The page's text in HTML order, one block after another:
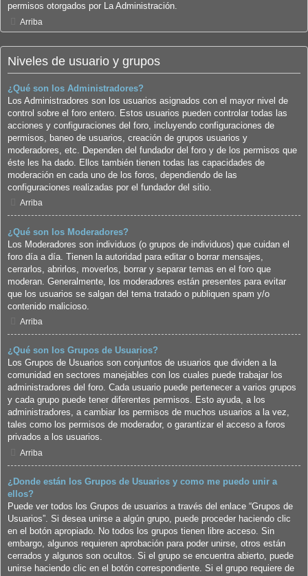
permisos otorgados por La Administración.
Arriba
Niveles de usuario y grupos
¿Qué son los Administradores?
Los Administradores son los usuarios asignados con el mayor nivel de
control sobre el foro entero. Estos usuarios pueden controlar todas las
acciones y configuraciones del foro, incluyendo configuraciones de
permisos, baneo de usuarios, creación de grupos usuarios y
moderadores, etc. Dependen del fundador del foro y de los permisos que
éste les ha dado. Ellos también tienen todas las capacidades de
moderación en cada uno de los foros, dependiendo de las
configuraciones realizadas por el fundador del sitio.
Arriba
¿Qué son los Moderadores?
Los Moderadores son individuos (o grupos de individuos) que cuidan el
foro día a día. Tienen la autoridad para editar o borrar mensajes,
cerrarlos, abrirlos, moverlos, borrar y separar temas en el foro que
moderan. Generalmente, los moderadores están presentes para evitar
que los usuarios se salgan del tema tratado o publiquen spam y/o
contenido malicioso.
Arriba
¿Qué son los Grupos de Usuarios?
Los Grupos de Usuarios son conjuntos de usuarios que dividen a la
comunidad en sectores manejables con los cuales puede trabajar los
administradores del foro. Cada usuario puede pertenecer a varios grupos
y cada grupo puede tener diferentes permisos. Esto ayuda, a los
administradores, a cambiar los permisos de muchos usuarios a la vez,
tales como los permisos de moderador, o garantizar el acceso a foros
privados a los usuarios.
Arriba
¿Donde están los Grupos de Usuarios y como me puedo unir a
ellos?
Puede ver todos los Grupos de usuarios a través del enlace “Grupos de
Usuarios”. Si desea unirse a algún grupo, puede proceder haciendo clic
en el botón apropiado. No todos los grupos tienen libre acceso. Sin
embargo, algunos requieren aprobación para poder unirse, otros están
cerrados y algunos son ocultos. Si el grupo se encuentra abierto, puede
unirse haciendo clic en el botón correspondiente. Si el grupo requiere de